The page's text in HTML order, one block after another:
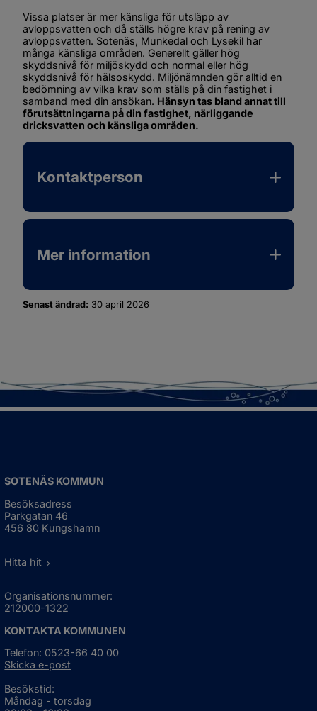
Vissa platser är mer känsliga för utsläpp av
avloppsvatten och då ställs högre krav på rening av
avloppsvatten. Sotenäs, Munkedal och Lysekil har
många känsliga områden. Generellt gäller hög
skyddsnivå för miljöskydd och normal eller hög
skyddsnivå för hälsoskydd. Miljönämnden gör alltid en
bedömning av vilka krav som ställs på din fastighet i
samband med din ansökan. Hänsyn tas bland annat till
förutsättningarna på din fastighet, närliggande
dricksvatten och känsliga områden.
Kontaktperson
Mer information
Senast ändrad: 30 april 2026
SOTENÄS KOMMUN
Besöksadress
Parkgatan 46
456 80 Kungshamn
Hitta hit
Organisationsnummer:
212000-1322
KONTAKTA KOMMUNEN
Telefon: 0523-66 40 00
Skicka e-post
Besökstid:
Måndag - torsdag